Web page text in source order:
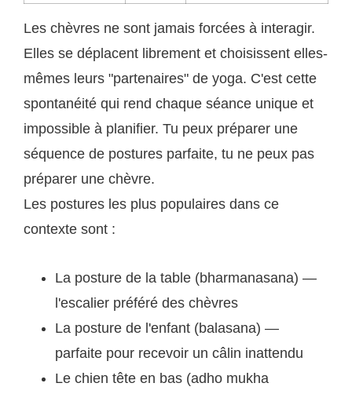
Les chèvres ne sont jamais forcées à interagir.
Elles se déplacent librement et choisissent elles-
mêmes leurs "partenaires" de yoga. C'est cette
spontanéité qui rend chaque séance unique et
impossible à planifier. Tu peux préparer une
séquence de postures parfaite, tu ne peux pas
préparer une chèvre.
Les postures les plus populaires dans ce
contexte sont :
La posture de la table (bharmanasana) —
l'escalier préféré des chèvres
La posture de l'enfant (balasana) —
parfaite pour recevoir un câlin inattendu
Le chien tête en bas (adho mukha